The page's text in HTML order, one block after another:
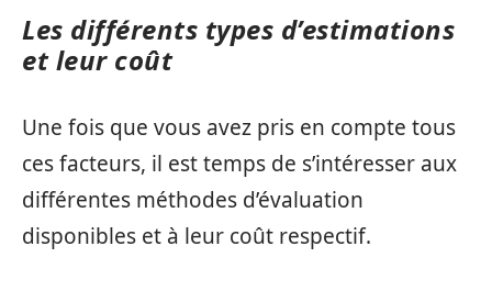
Les différents types d’estimations
et leur coût
Une fois que vous avez pris en compte tous
ces facteurs, il est temps de s’intéresser aux
différentes méthodes d’évaluation
disponibles et à leur coût respectif.